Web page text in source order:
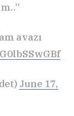
avazı
June 17,